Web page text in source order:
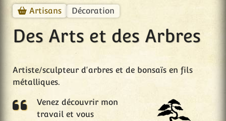
Artisans Décoration
Des Arts et des Arbres
Artiste/sculpteur d'arbres et de bonsaïs en fils
métalliques.
Venez découvrir mon
travail et vous